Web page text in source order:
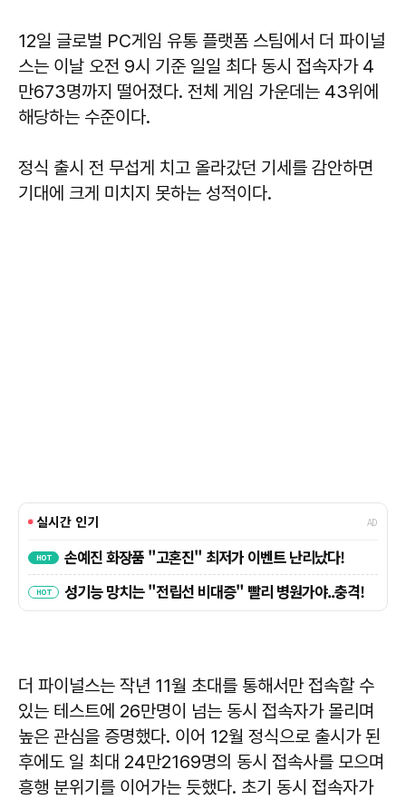
12일 글로벌 PC게임 유통 플랫폼 스팀에서 더 파이널
스는 이날 오전 9시 기준 일일 최다 동시 접속자가 4
만673명까지 떨어졌다. 전체 게임 가운데는 43위에
해당하는 수준이다.
정식 출시 전 무섭게 치고 올라갔던 기세를 감안하면
기대에 크게 미치지 못하는 성적이다.
더 파이널스는 작년 11월 초대를 통해서만 접속할 수
있는 테스트에 26만명이 넘는 동시 접속자가 몰리며
높은 관심을 증명했다. 이어 12월 정식으로 출시가 된
후에도 일 최대 24만2169명의 동시 접속사를 모으며
흥행 분위기를 이어가는 듯했다. 초기 동시 접속자가